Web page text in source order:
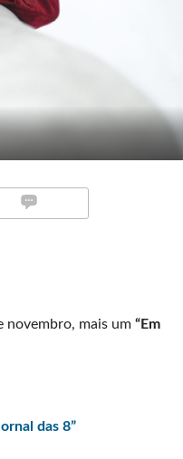
novembro, mais um “Em
das 8”